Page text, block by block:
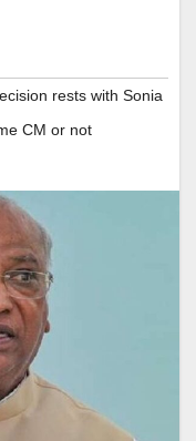
rests with Sonia
CM or not